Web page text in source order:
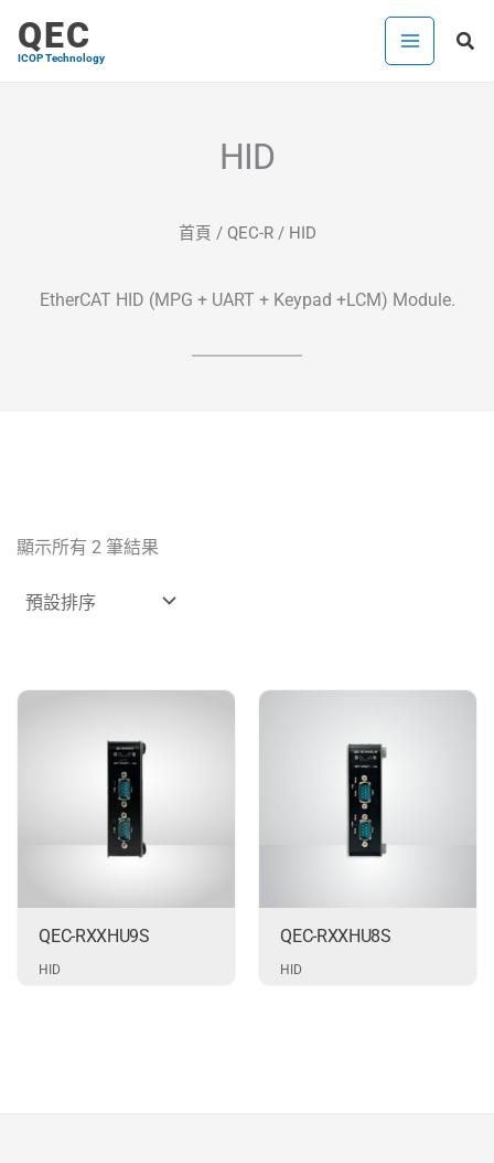
QEC
ICOP Technology
搜
HID
首頁 / QEC-R/ HID
EtherCAT HID (MPG + UART + Keypad +LCM) Module.
顯示所有 2 筆結果
QEC-RXXHU9S
HID
QEC-RXXHU8S
HID